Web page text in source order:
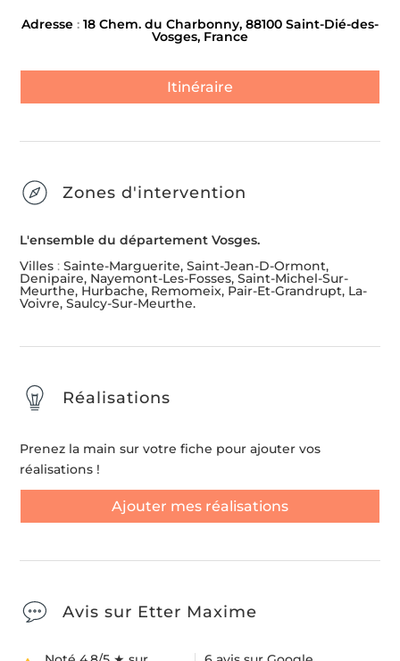
Adresse : 18 Chem. du Charbonny, 88100 Saint-Dié-des-
Vosges, France
Itinéraire
Zones d'intervention
L'ensemble du département Vosges.
Villes :Sainte-Marguerite, Saint-Jean-D-Ormont,
Denipaire, Nayemont-Les-Fosses, Saint-Michel-Sur-
Meurthe, Hurbache, Remomeix, Pair-Et-Grandrupt, La-
Voivre, Saulcy-Sur-Meurthe.
Réalisations
Prenez la main sur votre fiche pour ajouter vos
réalisations !
Ajouter mes réalisations
Avis sur Etter Maxime